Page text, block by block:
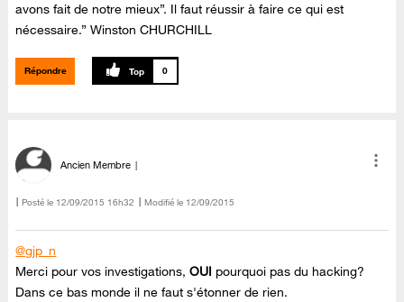
avons fait de notre mieux”. Il faut réussir à faire ce qui est
nécessaire.” Winston CHURCHILL
Répondre 0
Ancien Membre
Posté le ‎12/09/2015 16h32 Modifié le 12/09/2015
@gjp_n
Merci pour vos investigations,OUI pourquoi pas du hacking?
Dans ce bas monde il ne faut s'étonner de rien.